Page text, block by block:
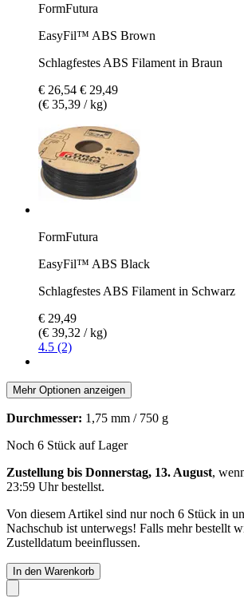
FormFutura
EasyFil™ ABS Brown
Schlagfestes ABS Filament in Braun
€ 26,54 € 29,49
(€ 35,39 / kg)
FormFutura
EasyFil™ ABS Black
Schlagfestes ABS Filament in Schwarz
€ 29,49
(€ 39,32 / kg)
4.5 (2)
Mehr Optionen anzeigen
Durchmesser: 1,75 mm / 750 g
Noch 6 Stück auf Lager
Zustellung bis Donnerstag, 13. August,
23:59 Uhrbestellst.
Von diesem Artikel sind nur noch 6 Stück in
Nachschub ist unterwegs! Falls mehr bestellt
Zustelldatum beeinflussen.
In den Warenkorb